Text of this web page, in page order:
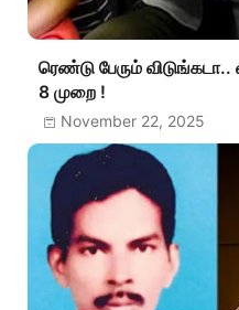
ரெண்டு பேரும்
8 முறை !
November 22, 2025